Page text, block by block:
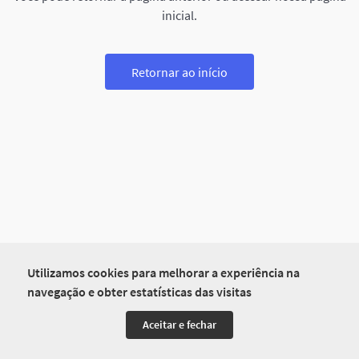
Utilizamos cookies para melhorar a experiência na
navegação e obter estatísticas das visitas
Aceitar e fechar
inicial.
Retornar ao início